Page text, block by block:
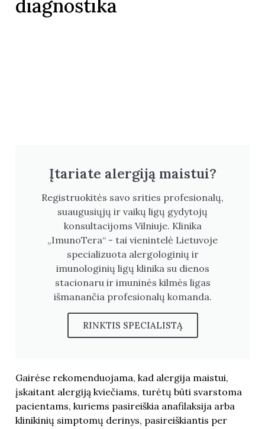
diagnostika
Įtariate alergiją maistui?
Registruokitės savo srities profesionalų,
suaugusiųjų ir vaikų ligų gydytojų
konsultacijoms Vilniuje. Klinika
„ImunoTera“ - tai vienintelė Lietuvoje
specializuota alergologinių ir
imunologinių ligų klinika su dienos
stacionaru ir imuninės kilmės ligas
išmanančia profesionalų komanda.
RINKTIS SPECIALISTĄ
Gairėse rekomenduojama, kad alergija maistui,
įskaitant alergiją kviečiams, turėtų būti svarstoma
pacientams, kuriems pasireiškia anafilaksija arba
klinikinių simptomų derinys, pasireiškiantis per